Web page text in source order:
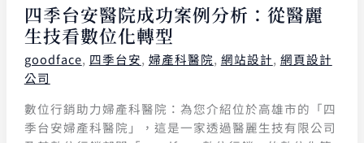
四季台安醫院成功案例分析：從醫麗
生技看數位化轉型
goodface, 四季台安, 婦產科醫院, 網站設計, 網頁設計
公司
數位行銷助力婦產科醫院：為您介紹位於高雄市的「四
季台安婦產科醫院」，這是一家透過醫麗生技有限公司